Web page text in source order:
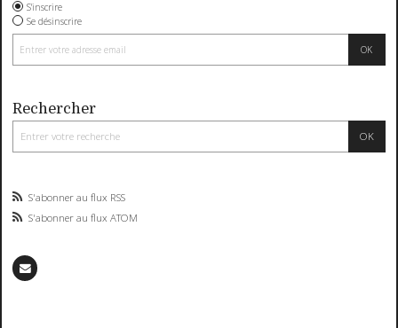
S'inscrire
Se désinscrire
Rechercher
S'abonner au flux RSS
S'abonner au flux ATOM